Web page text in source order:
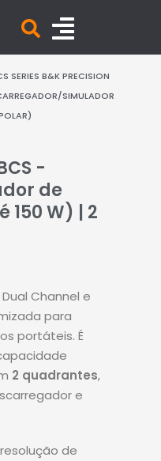
SERIES B&K PRECISION
SIMULADOR
-
de
150 W) | 2
Channel e
para
portáteis. É
2 quadrantes,
e
de